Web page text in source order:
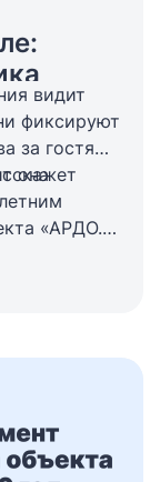
видит
фиксируют
за гостя
она
«АРДО.